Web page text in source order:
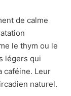
de calme
le thym ou le
légers qui
caféine. Leur
naturel.